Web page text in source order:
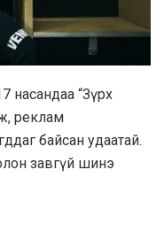
насандаа “Зүрх
реклам
байсан удаатай.
завгүй шинэ